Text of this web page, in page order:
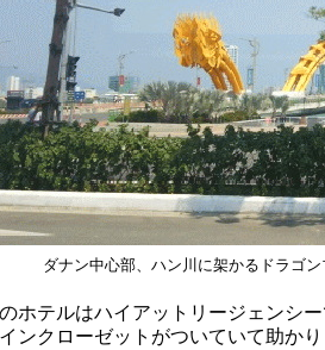
ダナン中心部、ハン川に架かるドラゴ
ホテルはハイアットリージェンシ
ンクローゼットがついていて助か